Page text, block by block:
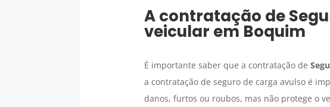
A contratação de
veicular em Boquim
É importante saber que a contratação de
a contratação de seguro de carga avulso é
danos, furtos ou roubos, mas não protege o